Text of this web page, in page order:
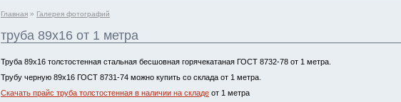
Главная » Галерея фотографий
труба 89х16 от 1 метра
Труба 89х16 толстостенная стальная бесшовная горячекатаная ГОСТ 8732-78 от 1 метра.
Трубу черную 89х16 ГОСТ 8731-74 можно купить со склада от 1 метра.
Скачать прайс труба толстостенная в наличии на складе от 1 метра